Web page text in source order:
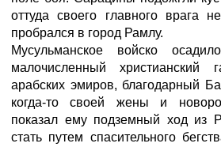
оттуда своего главного врага
пробрался в город Рамлу.
Мусульманское войско
малочисленный христианский
арабских эмиров, благодарный
когда-то своей жены и
показал ему подземный ход из
стать путем спасительного